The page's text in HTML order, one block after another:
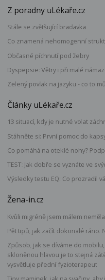
Z poradny uLékaře.cz
Stále se zvětšující bradavka
Co znamená nehomogenní
Občasné píchnutí pod žebry
Dyspepsie: Větry i při malé
Zelený povlak na jazyku - co to
Články uLékaře.cz
13 situací, kdy je nutné volat
Stáhněte si: První pomoc do
Co pomáhá na oteklé nohy?
TEST: Jak dobře se vyznáte ve
Výsledky testu EQ: Co prozradil
Žena-in.cz
Kvůli migréně jsem málem
Pět tipů, jak začít dokonalé
Způsob, jak se díváme do
skloněnou hlavou je to stejná
vysvětluje přední fyzioterapeut